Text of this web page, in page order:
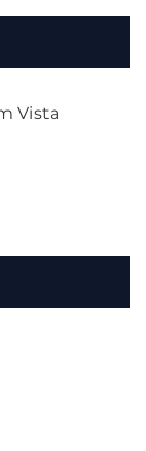
Vista